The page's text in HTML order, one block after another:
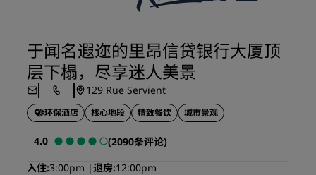
酒店优惠
美好的初遇，丰厚的奖励
当日特惠
提前预订
查看套餐
于闻名遐迩的里昂信贷银行大厦顶
层下榻，尽享迷人美景
129 Rue Servient
环保酒店 核心地段 精致餐饮 城市景观
4.0
(2090条评论)
入住 3:00pm 退房 12:00pm